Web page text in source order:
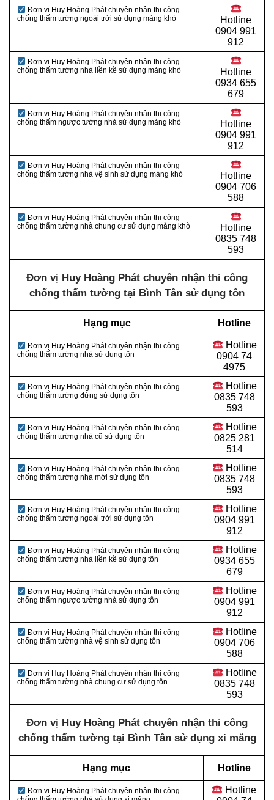
Đơn vị Huy Hoàng Phát chuyên nhận thi công
chống thấm tường ngoài trời sử dụng màng khò
Hotline
0904 991
912
Đơn vị Huy Hoàng Phát chuyên nhận thi công
chống thấm tường nhà liền kề sử dụng màng khò
Hotline
0934 655
679
Đơn vị Huy Hoàng Phát chuyên nhận thi công
chống thấm ngược tường nhà sử dụng màng khò
Hotline
0904 991
912
Đơn vị Huy Hoàng Phát chuyên nhận thi công
chống thấm tường nhà vệ sinh sử dụng màng khò
Hotline
0904 706
588
Đơn vị Huy Hoàng Phát chuyên nhận thi công
chống thấm tường nhà chung cư sử dụng màng khò
Hotline
0835 748
593
Đơn vị Huy Hoàng Phát chuyên nhận thi công
chống thấm tường tại Bình Tân sử dụng tôn
Hạng mục Hotline
Đơn vị Huy Hoàng Phát chuyên nhận thi công
chống thấm tường nhà sử dụng tôn
Hotline
0904 74
4975
Đơn vị Huy Hoàng Phát chuyên nhận thi công
chống thấm tường đứng sử dụng tôn
Hotline
0835 748
593
Đơn vị Huy Hoàng Phát chuyên nhận thi công
chống thấm tường nhà cũ sử dụng tôn
Hotline
0825 281
514
Đơn vị Huy Hoàng Phát chuyên nhận thi công
chống thấm tường nhà mới sử dụng tôn
Hotline
0835 748
593
Đơn vị Huy Hoàng Phát chuyên nhận thi công
chống thấm tường ngoài trời sử dụng tôn
Hotline
0904 991
912
Đơn vị Huy Hoàng Phát chuyên nhận thi công
chống thấm tường nhà liền kề sử dụng tôn
Hotline
0934 655
679
Đơn vị Huy Hoàng Phát chuyên nhận thi công
chống thấm ngược tường nhà sử dụng tôn
Hotline
0904 991
912
Đơn vị Huy Hoàng Phát chuyên nhận thi công
chống thấm tường nhà vệ sinh sử dụng tôn
Hotline
0904 706
588
Đơn vị Huy Hoàng Phát chuyên nhận thi công
chống thấm tường nhà chung cư sử dụng tôn
Hotline
0835 748
593
Đơn vị Huy Hoàng Phát chuyên nhận thi công
chống thấm tường tại Bình Tân sử dụng xi măng
Hạng mục Hotline
Đơn vị Huy Hoàng Phát chuyên nhận thi công
Hotline